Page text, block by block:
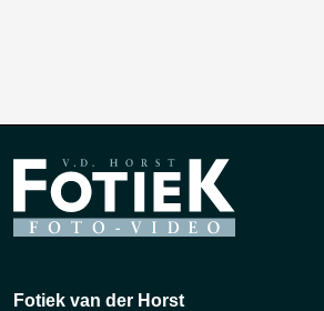
Fotiek van der Horst